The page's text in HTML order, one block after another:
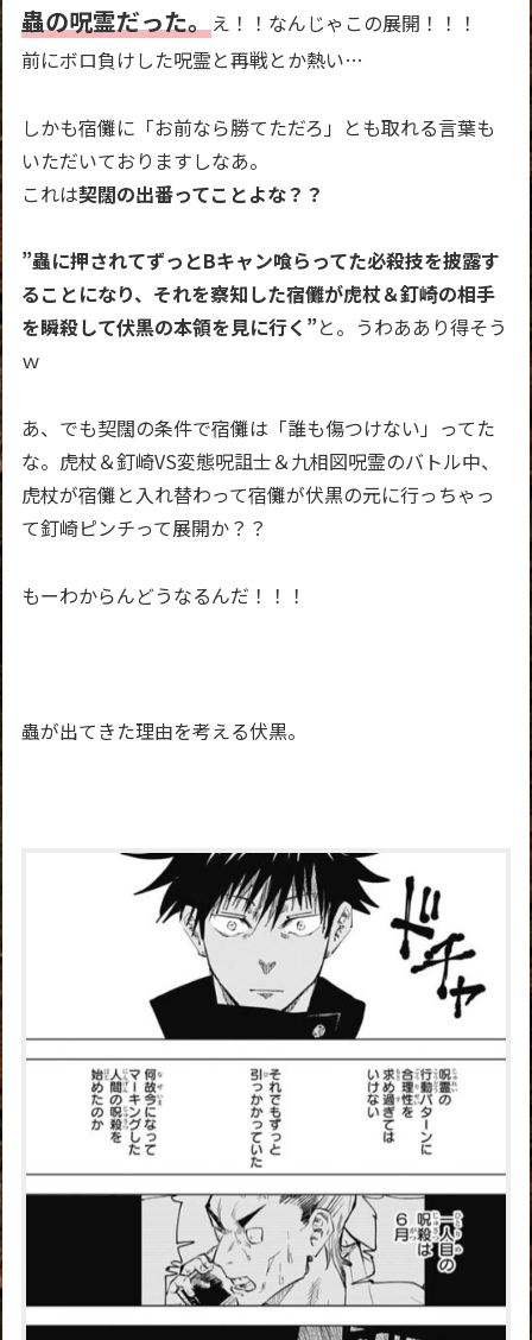
蟲の呪霊だった。
え！！なんじゃこの展開！！！
前にボロ負けした呪霊と再戦とか熱い…
しかも宿儺に「お前なら勝てただろ」とも取れる言葉も
いただいておりますしなあ。
これは契闊の出番ってことよな？？
”蟲に押されてずっとBキャン喰らってた必殺技を披露す
ることになり、それを察知した宿儺が虎杖＆釘崎の相手
を瞬殺して伏黒の本領を見に行く”と。うわああり得そう
ｗ
あ、でも契闊の条件で宿儺は「誰も傷つけない」ってた
な。虎杖＆釘崎VS変態呪詛士＆九相図呪霊のバトル中、
虎杖が宿儺と入れ替わって宿儺が伏黒の元に行っちゃっ
て釘崎ピンチって展開か？？
もーわからんどうなるんだ！！！
蟲が出てきた理由を考える伏黒。